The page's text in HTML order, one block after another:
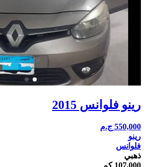
رينو فلوانس 2015
550,000 ج.م
رينو
فلوانس
ذهبي